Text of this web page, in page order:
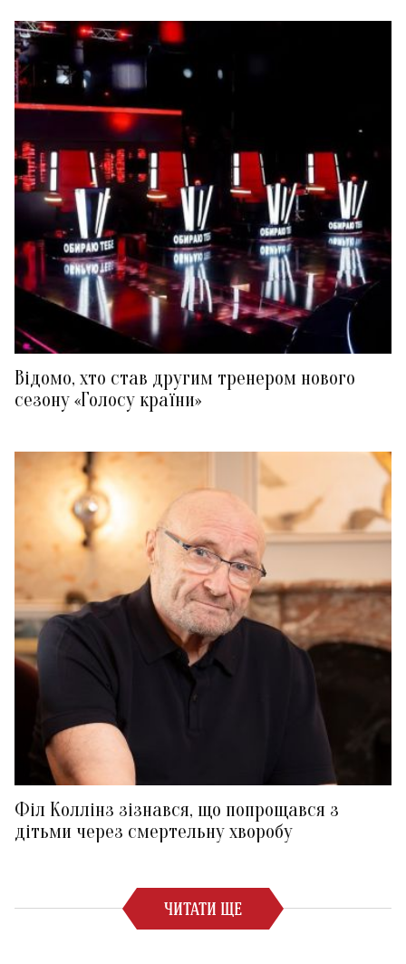
Відомо, хто став другим тренером нового
сезону «Голосу країни»
Філ Коллінз зізнався, що попрощався з
дітьми через смертельну хворобу
ЧИТАТИ ЩЕ